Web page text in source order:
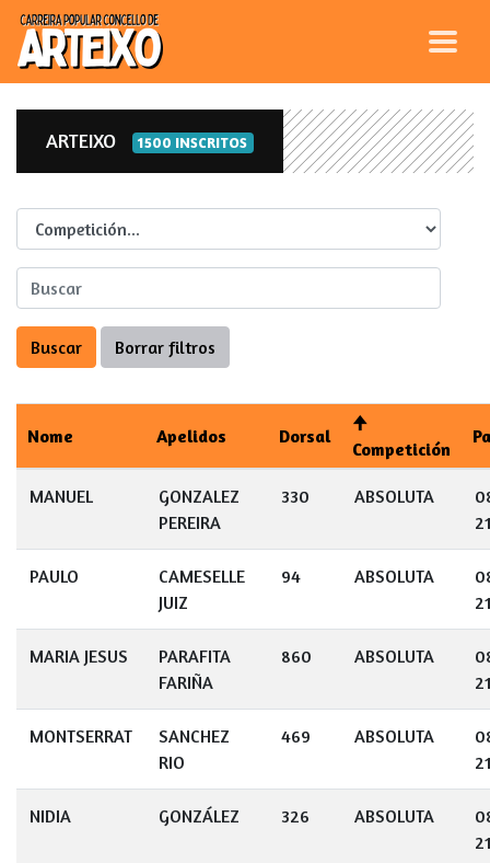
ARTEIXO 1500 INSCRITOS
Competicion
Nome Apelidos Dorsal
Competición
MANUEL
GONZALEZ
PEREIRA
330 ABSOLUTA
PAULO
CAMESELLE
JUIZ
94 ABSOLUTA
MARIA JESUS
PARAFITA
FARIÑA
860 ABSOLUTA
MONTSERRAT
SANCHEZ
RIO
469 ABSOLUTA
NIDIA GONZÁLEZ 326 ABSOLUTA